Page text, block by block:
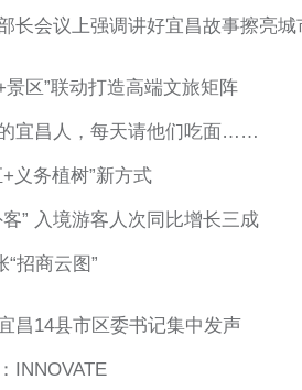
长会议上强调讲好宜昌故事擦亮城
景区”联动打造高端文旅矩阵
宜昌人，每天请他们吃面……
义务植树”新方式
” 入境游客人次同比增长三成
“招商云图”
昌14县市区委书记集中发声
INNOVATE